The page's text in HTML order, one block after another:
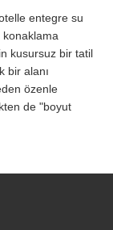
entegre su
konaklama
kusursuz bir tatil
bir alanı
özenle
de "boyut